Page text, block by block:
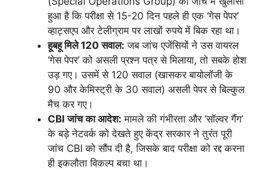
हुआ है कि परीक्षा से 15-20 दिन पहले ही एक ‘गेस पेपर’
व्हाट्सएप और टेलीग्राम पर लाखों रुपये में बिक रहा था।
हूबहू मिले 120 सवाल: जब जांच एजेंसियों ने उस वायरल
‘गेस पेपर’ को असली प्रश्न पत्र से मिलाया, तो सबके होश
उड़ गए। उसमें से 120 सवाल (खासकर बायोलॉजी के
90 और केमिस्ट्री के 30 सवाल) असली पेपर से बिल्कुल
मैच कर गए।
CBI जांच का आदेश: मामले की गंभीरता और ‘सॉल्वर गैंग’
के बड़े नेटवर्क को देखते हुए केंद्र सरकार ने तुरंत पूरी
जांच CBI को सौंप दी है, जिसके बाद परीक्षा को रद्द करना
ही इकलौता विकल्प बचा था।